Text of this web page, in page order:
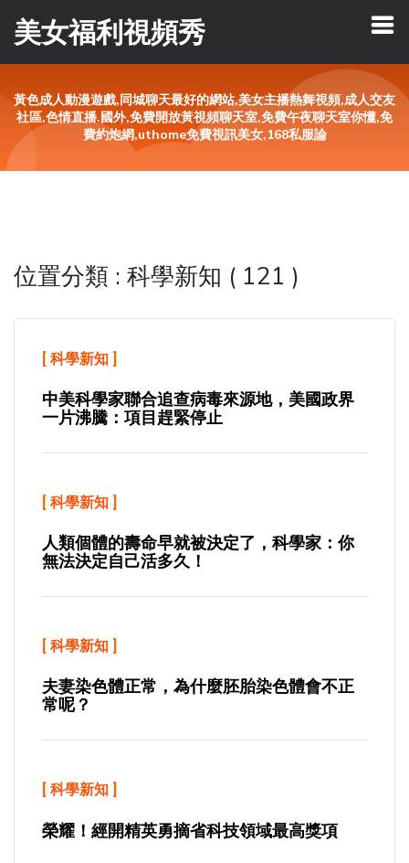
美女福利視頻秀
黃色成人動漫遊戲,同城聊天最好的網站,美女主播熱舞視頻,成人交友
社區,色情直播.國外,免費開放黃視頻聊天室,免費午夜聊天室你懂,免
費約炮網,uthome免費視訊美女,168私服論
位置分類 : 科學新知 ( 121 )
[ 科學新知 ]
中美科學家聯合追查病毒來源地，美國政界
一片沸騰：項目趕緊停止
[ 科學新知 ]
人類個體的壽命早就被決定了，科學家：你
無法決定自己活多久！
[ 科學新知 ]
夫妻染色體正常，為什麼胚胎染色體會不正
常呢？
[ 科學新知 ]
榮耀！經開精英勇摘省科技領域最高獎項